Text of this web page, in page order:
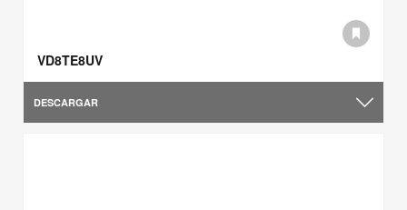
VD8TE8UV
DESCARGAR